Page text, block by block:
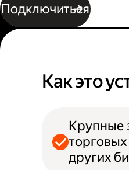
Подключиться
Как это
Крупные
торговых
других